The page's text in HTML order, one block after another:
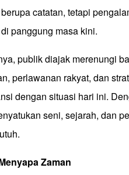
catatan, tetapi
panggung masa kini.
publik diajak merenungi
perlawanan rakyat, dan
dengan situasi hari ini.
seni, sejarah, dan
Zaman